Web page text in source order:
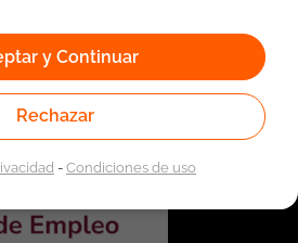
Empleo según Resolución No.
de 2023,
y Continuar
Rechazar
-Condiciones de uso